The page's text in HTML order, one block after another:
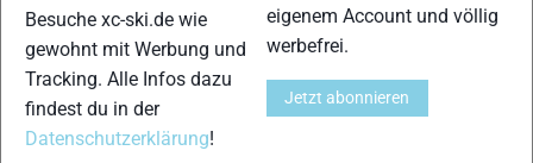
21
Besuche xc-ski.de wie
gewohnt mit Werbung und
Tracking. Alle Infos dazu
findest du in der
Datenschutzerklärung!
eigenem Account und völlig
werbefrei.
Jetzt abonnieren